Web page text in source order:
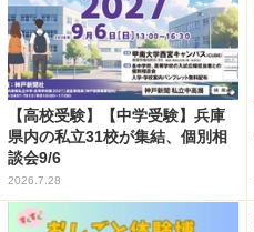
【高校受験】【中学受験】兵庫
県内の私立31校が集結、個別相
談会9/6
2026.7.28